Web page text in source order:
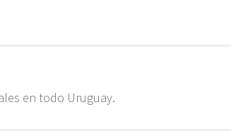
en todo Uruguay.